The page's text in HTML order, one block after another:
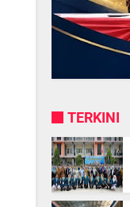
TERKINI